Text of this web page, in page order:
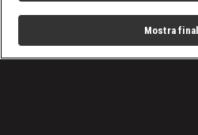
Mostra